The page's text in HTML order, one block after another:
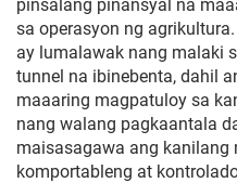
pinsalang pinansyal na
sa operasyon ng
ay lumalawak nang malaki
tunnel na ibinebenta, dahil
maaaring magpatuloy sa
nang walang pagkaantala
maisasagawa ang kanilang
komportableng at